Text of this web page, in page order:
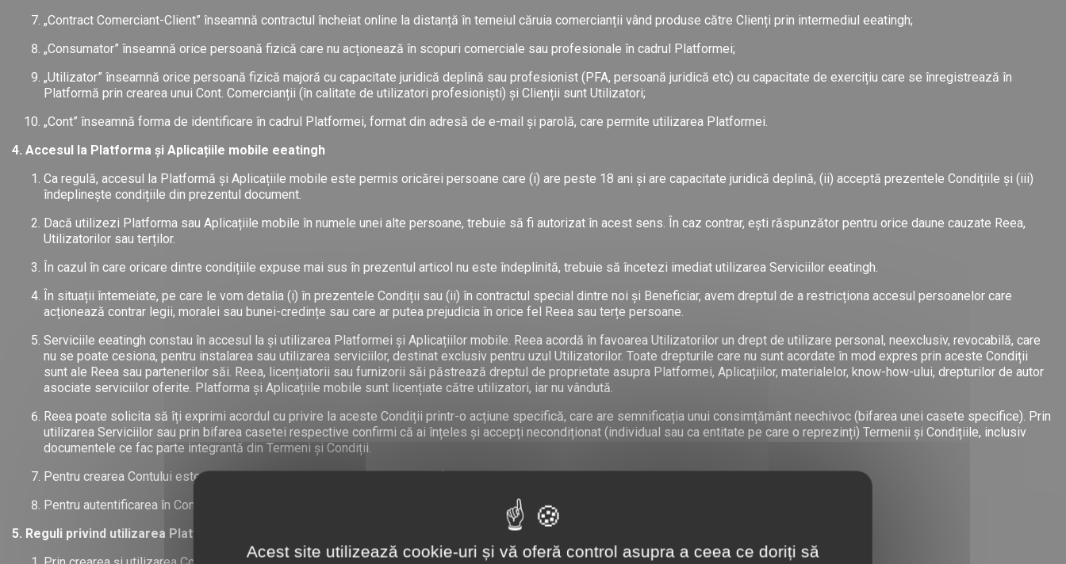
„Contract Comerciant-Client” înseamnă contractul încheiat online la distanță în temeiul căruia comercianții vând produse către Clienți prin intermediul eeatingh;
„Consumator” înseamnă orice persoană fizică care nu acționează în scopuri comerciale sau profesionale în cadrul Platformei;
„Utilizator” înseamnă orice persoană fizică majoră cu capacitate juridică deplină sau profesionist (PFA, persoană juridică etc) cu capacitate de exercițiu care se înregistrează în
Platformă prin crearea unui Cont. Comercianții (în calitate de utilizatori profesioniști) și Clienții sunt Utilizatori;
„Cont” înseamnă forma de identificare în cadrul Platformei, format din adresă de e-mail și parolă, care permite utilizarea Platformei.
4. Accesul la Platforma și Aplicațiile mobile eeatingh
Ca regulă, accesul la Platformă și Aplicațiile mobile este permis oricărei persoane care (i) are peste 18 ani și are capacitate juridică deplină, (ii) acceptă prezentele Condițiile și (iii)
îndeplinește condițiile din prezentul document.
Dacă utilizezi Platforma sau Aplicațiile mobile în numele unei alte persoane, trebuie să fi autorizat în acest sens. În caz contrar, ești răspunzător pentru orice daune cauzate Reea,
Utilizatorilor sau terților.
În cazul în care oricare dintre condițiile expuse mai sus în prezentul articol nu este îndeplinită, trebuie să încetezi imediat utilizarea Serviciilor eeatingh.
În situații întemeiate, pe care le vom detalia (i) în prezentele Condiții sau (ii) în contractul special dintre noi și Beneficiar, avem dreptul de a restricționa accesul persoanelor care
acționează contrar legii, moralei sau bunei-credințe sau care ar putea prejudicia în orice fel Reea sau terțe persoane.
Serviciile eeatingh constau în accesul la și utilizarea Platformei și Aplicațiilor mobile. Reea acordă în favoarea Utilizatorilor un drept de utilizare personal, neexclusiv, revocabilă, care
nu se poate cesiona, pentru instalarea sau utilizarea serviciilor, destinat exclusiv pentru uzul Utilizatorilor. Toate drepturile care nu sunt acordate în mod expres prin aceste Condiții
sunt ale Reea sau partenerilor săi. Reea, licențiatorii sau furnizorii săi păstrează dreptul de proprietate asupra Platformei, Aplicațiilor, materialelor, know-how-ului, drepturilor de autor
asociate serviciilor oferite. Platforma și Aplicațiile mobile sunt licențiate către utilizatori, iar nu vândută.
Reea poate solicita să îți exprimi acordul cu privire la aceste Condiții printr-o acțiune specifică, care are semnificația unui consimțământ neechivoc (bifarea unei casete specifice). Prin
utilizarea Serviciilor sau prin bifarea casetei respective confirmi că ai înțeles și accepți necondiționat (individual sau ca entitate pe care o reprezinți) Termenii și Condițiile, inclusiv
documentele ce fac parte integrantă din Termeni și Condiții.
Pentru crearea Contului este necesară înregistrarea cu un număr de telefon mobil din România.
Pentru autentificarea în Cont, vei folosi adresa de e-mail și parola înregistrate la crearea Contului.
5. Reguli privind utilizarea Platformei și Aplicațiilor mobile eeatingh
Acest site utilizează cookie-uri și vă oferă control asupra a ceea ce doriți să